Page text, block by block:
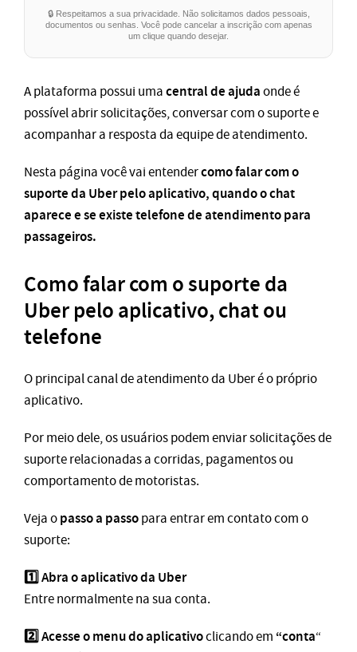
🔒 Respeitamos a sua privacidade. Não solicitamos dados pessoais,
documentos ou senhas. Você pode cancelar a inscrição com apenas
um clique quando desejar.
A plataforma possui umacentral de ajudaonde é
possível abrir solicitações, conversar com o suporte e
acompanhar a resposta da equipe de atendimento.
Nesta página você vai entendercomo falar com o
suporte da Uber pelo aplicativo, quando o chat
aparece e se existe telefone de atendimento para
passageiros.
Como falar com o suporte da
Uber pelo aplicativo, chat ou
telefone
O principal canal de atendimento da Uber é o próprio
aplicativo.
Por meio dele, os usuários podem enviar solicitações de
suporte relacionadas a corridas, pagamentos ou
comportamento de motoristas.
Veja opasso a passopara entrar em contato com o
suporte:
1️⃣ Abra o aplicativo da Uber
Entre normalmente na sua conta.
2️⃣ Acesse o menu do aplicativoclicando em “conta“